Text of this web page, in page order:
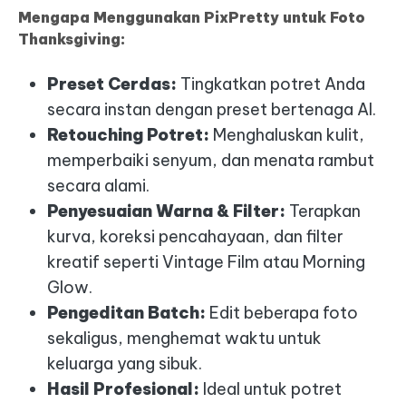
Mengapa Menggunakan PixPretty untuk Foto
Thanksgiving:
Preset Cerdas: Tingkatkan potret Anda
secara instan dengan preset bertenaga AI.
Retouching Potret: Menghaluskan kulit,
memperbaiki senyum, dan menata rambut
secara alami.
Penyesuaian Warna & Filter: Terapkan
kurva, koreksi pencahayaan, dan filter
kreatif seperti Vintage Film atau Morning
Glow.
Pengeditan Batch: Edit beberapa foto
sekaligus, menghemat waktu untuk
keluarga yang sibuk.
Hasil Profesional: Ideal untuk potret